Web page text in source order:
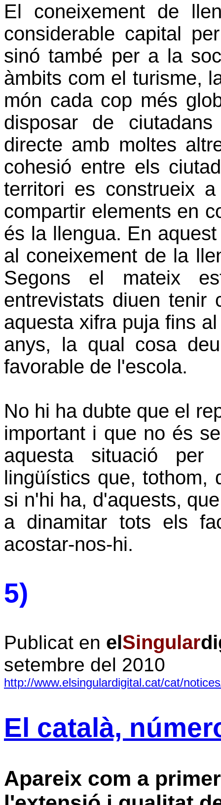
El coneixement de
considerable capital
sinó també per a la
àmbits com el turisme,
món cada cop més
disposar de
directe amb moltes
cohesió entre els
territori es construeix
compartir elements en
és la llengua. En
al coneixement de la
Segons el mateix
entrevistats diuen tenir
aquesta xifra puja fins
anys, la qual cosa
favorable de l'escola.
No hi ha dubte que el
important i que no és
aquesta situació
lingüístics que, tothom,
si n'hi ha, d'aquests,
a dinamitar tots els
acostar-nos-hi.
5)
Publicat en elSingular
setembre del 2010
http://www.elsingulardigital.cat/cat/
El català,
Apareix com a